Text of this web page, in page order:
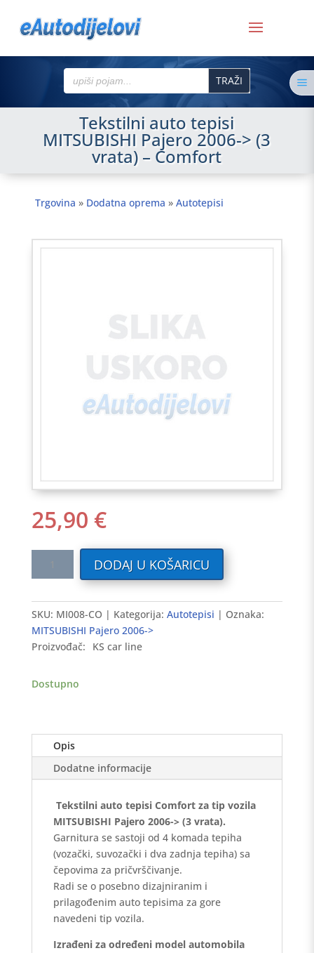
Search
for:
Tekstilni auto tepisi
MITSUBISHI Pajero 2006-> (3
vrata) – Comfort
Trgovina » Dodatna oprema » Autotepisi
25,90 €
MITSUBISHI
Pajero
2006-
>
vrata)
količina
DODAJ U KOŠARICU
SKU: MI008-CO Kategorija: Autotepisi
Oznaka:
MITSUBISHI Pajero 2006->
Proizvođač:
KS car line
Dostupno
Opis
Dodatne informacije
Tekstilni auto tepisi Comfort za tip vozila
MITSUBISHI Pajero 2006-> (3 vrata).
Garnitura se sastoji od 4 komada tepiha
(vozački, suvozački i dva zadnja tepiha) sa
čepovima za pričvrščivanje.
Radi se o posebno dizajniranim i
prilagođenim auto tepisima za gore
navedeni tip vozila.
Izrađeni za određeni model automobila
a